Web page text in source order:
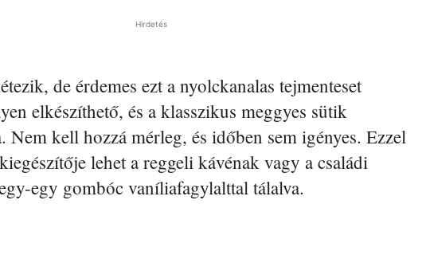
Hirdetés
de érdemes ezt a nyolckanalas tejmenteset
elkészíthető, és a klasszikus meggyes sütik
Nem kell hozzá mérleg, és időben sem igényes. Ezzel
lehet a reggeli kávénak vagy a családi
egy gombóc vaníliafagylalttal tálalva.